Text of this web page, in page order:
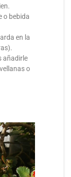
o bebida
en la
añadirle
o